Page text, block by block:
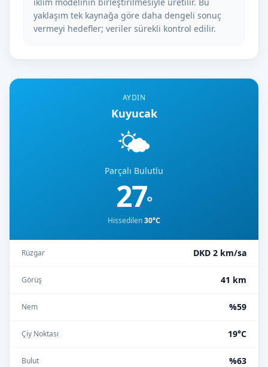
AYDIN
Kuyucak
🌤️
Parçalı Bulutlu
27°
Hissedilen30°C
Rüzgar DKD 2 km/sa
Görüş 41 km
Nem %59
Çiy Noktası 19°C
Bulut %63
yaklaşım tek kaynağa göre daha dengeli sonuç
vermeyi hedefler; veriler sürekli kontrol edilir.